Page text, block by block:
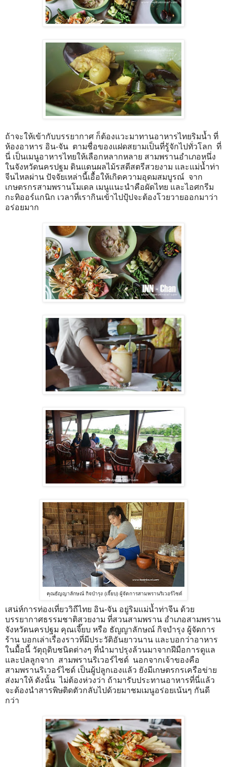
ถ้าจะให้เข้ากับบรรยากาศ ก็ต้องแวะมาทานอาหารไทยริมน้ำ ที่
ห้องอาหาร อิน-จัน ตามชื่อของแฝดสยามเป็นที่รู้จักไปทั่วโลก ที่
นี่ เป็นเมนูอาหารไทยให้เลือกหลากหลาย สามพรานอำเภอหนึ่ง
ในจังหวัดนครปฐม ดินแดนผลไม้รสดีสตรีสวยงาม และแม่น้ำท่า
จีนไหลผ่าน ปัจจัยเหล่านี้เอื้อให้เกิดความอุดมสมบูรณ์ จาก
เกษตรกรสามพรานโมเดล เมนูแนะนำคือผัดไทย และไอศกรีม
กะทิออร์แกนิก เวลาที่เรากินเข้าไปปุ้ปจะต้องโวยวายออกมาว่า
อร่อยมาก
คุณธัญญาลักษณ์ กิจบำรุง (เจี๊ยบ) ผู้จัดการสามพรานริเวอร์ไซด์
เสน่ห์การท่องเที่ยววิถีไทย อิน-จัน อยู่ริมแม่น้ำท่าจีน ด้วย
บรรยากาศธรรมชาติสวยงาม ที่สวนสามพราน อำเภอสามพราน
จังหวัดนครปฐม คุณเจี๊ยบ หรือ ธัญญาลักษณ์ กิจบำรุง ผู้จัดการ
ร้าน บอกเล่าเรื่องราวที่มีประวัติอันยาวนาน และบอกว่าอาหาร
ในมื้อนี้ วัตุถุดิบชนิดต่างๆ ที่นำมาปรุงล้วนมาจากฝีมือการดูแล
และปลลูกจาก สามพรานริเวอร์ไซด์ นอกจากเจ้าของคือ
สามพรานริเวอร์ไซด์ เป็นผู้ปลูกเองแล้ว ยังมีเกษตรกรเครือข่าย
ส่งมาให้ ดังนั้น ไม่ต้องห่วงว่า ถ้ามารับประทานอาหารที่นี่แล้ว
จะต้องนำสารพิษติดตัวกลับไปด้วยมาชมเมนูอร่อยเน้นๆ กันดี
กว่า